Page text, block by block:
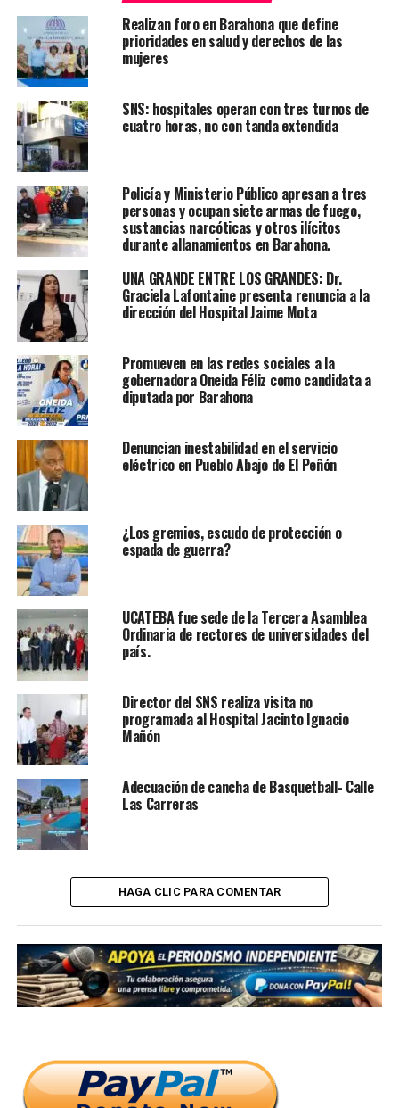
Realizan foro en Barahona que define
prioridades en salud y derechos de las
mujeres
SNS: hospitales operan con tres turnos de
cuatro horas, no con tanda extendida
Policía y Ministerio Público apresan a tres
personas y ocupan siete armas de fuego,
sustancias narcóticas y otros ilícitos
durante allanamientos en Barahona.
UNA GRANDE ENTRE LOS GRANDES: Dr.
Graciela Lafontaine presenta renuncia a la
dirección del Hospital Jaime Mota
Promueven en las redes sociales a la
gobernadora Oneida Féliz como candidata a
diputada por Barahona
Denuncian inestabilidad en el servicio
eléctrico en Pueblo Abajo de El Peñón
¿Los gremios, escudo de protección o
espada de guerra?
UCATEBA fue sede de la Tercera Asamblea
Ordinaria de rectores de universidades del
país.
Director del SNS realiza visita no
programada al Hospital Jacinto Ignacio
Mañón
Adecuación de cancha de Basquetball- Calle
Las Carreras
HAGA CLIC PARA COMENTAR